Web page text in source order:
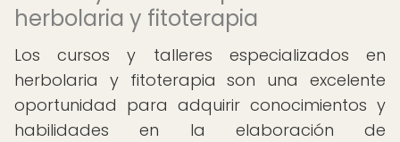
herbolaria y fitoterapia
Los cursos y talleres especializados en
herbolaria y fitoterapia son una excelente
oportunidad para adquirir conocimientos y
habilidades en la elaboración de